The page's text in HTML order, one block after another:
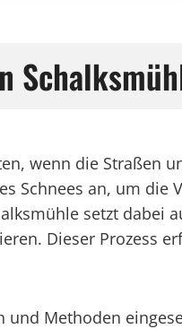
wenn die Straßen
Schnees an, um die
setzt dabei
Dieser Prozess
Methoden